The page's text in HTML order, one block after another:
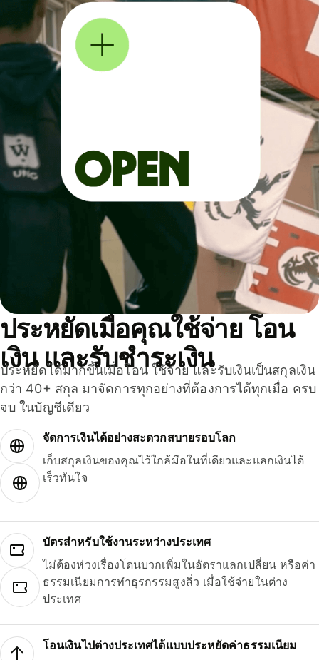
ประหยัดเมื่อคุณใช้จ่าย โอน
เงิน และรับชำระเงิน
ประหยัดได้มากขึ้นเมื่อโอน ใช้จ่าย และรับเงินเป็นสกุลเงิน
กว่า 40+ สกุล มาจัดการทุกอย่างที่ต้องการได้ทุกเมื่อ ครบ
จบ ในบัญชีเดียว
จัดการเงินได้อย่างสะดวกสบายรอบโลก
เก็บสกุลเงินของคุณไว้ใกล้มือในที่เดียวและแลกเงินได้
เร็วทันใจ
บัตรสำหรับใช้งานระหว่างประเทศ
ไม่ต้องห่วงเรื่องโดนบวกเพิ่มในอัตราแลกเปลี่ยน หรือค่า
ธรรมเนียมการทำธุรกรรมสูงลิ่ว เมื่อใช้จ่ายในต่าง
ประเทศ
โอนเงินไปต่างประเทศได้แบบประหยัดค่าธรรมเนียม